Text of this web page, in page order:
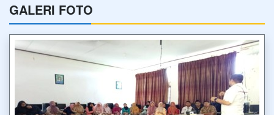
GALERI FOTO